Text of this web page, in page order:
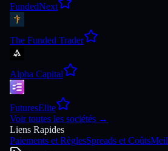
FundedNext
The Funded Trader
Alpha Capital
FuturesElite
Voir toutes les sociétés →
Liens Rapides
Paiements et RèglesSpreads et Coûts